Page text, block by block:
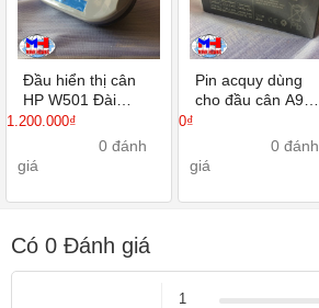
Đầu hiển thị cân
HP W501 Đài
Loan
1.200.000₫
0 đánh
giá
Pin acquy dùng
cho đầu cân A9P
0₫
0 đánh
giá
Có 0 Đánh giá
1